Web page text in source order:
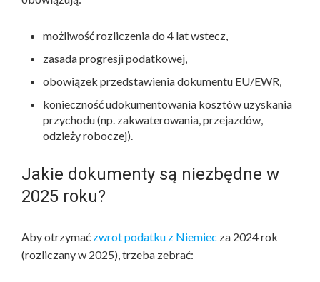
możliwość rozliczenia do 4 lat wstecz,
zasada progresji podatkowej,
obowiązek przedstawienia dokumentu EU/EWR,
konieczność udokumentowania kosztów uzyskania
przychodu (np. zakwaterowania, przejazdów,
odzieży roboczej).
Jakie dokumenty są niezbędne w
2025 roku?
Aby otrzymać zwrot podatku z Niemiec za 2024 rok
(rozliczany w 2025), trzeba zebrać: